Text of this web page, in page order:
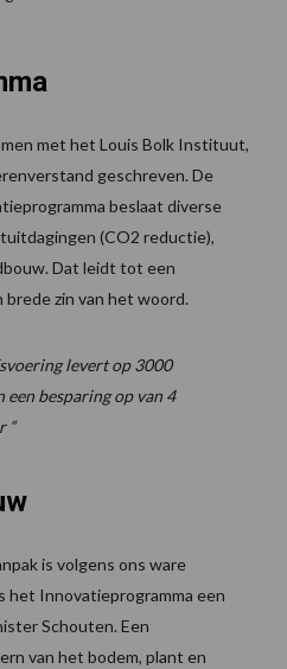
met het Louis Bolk Instituut,
geschreven. De
beslaat diverse
(CO2 reductie),
Dat leidt tot een
zin van het woord.
levert op 3000
besparing op van 4
“
is volgens ons ware
het Innovatieprogramma een
Schouten. Een
van het bodem, plant en